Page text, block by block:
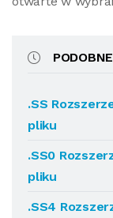
.SS
pliku
.SS0
pliku
.SS4